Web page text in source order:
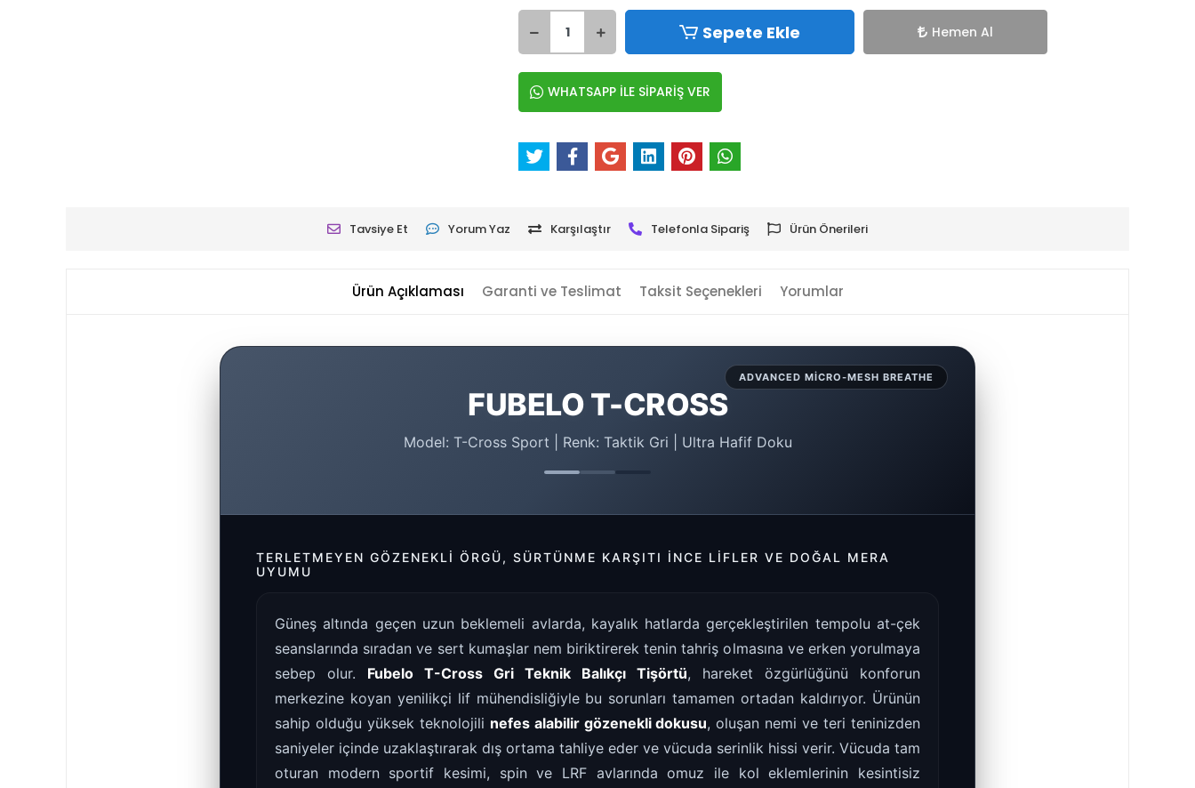
Sepete Ekle Hemen Al
WHATSAPP İLE SİPARİŞ VER
Tavsiye Et Yorum Yaz Karşılaştır Telefonla Sipariş Ürün Önerileri
Ürün Açıklaması Garanti ve Teslimat Taksit Seçenekleri Yorumlar
ADVANCED MICRO-MESH BREATHE
FUBELO T-CROSS
Model: T-Cross Sport | Renk: Taktik Gri | Ultra Hafif Doku
TERLETMEYEN GÖZENEKLI ÖRGÜ, SÜRTÜNME KARŞITI İNCE LIFLER VE DOĞAL MERA
UYUMU
Güneş altında geçen uzun beklemeli avlarda, kayalık hatlarda gerçekleştirilen tempolu at-çek
seanslarında sıradan ve sert kumaşlar nem biriktirerek tenin tahriş olmasına ve erken yorulmaya
sebep olur. Fubelo T-Cross Gri Teknik Balıkçı Tişörtü, hareket özgürlüğünü konforun
merkezine koyan yenilikçi lif mühendisliğiyle bu sorunları tamamen ortadan kaldırıyor. Ürünün
sahip olduğu yüksek teknolojili nefes alabilir gözenekli dokusu, oluşan nemi ve teri teninizden
saniyeler içinde uzaklaştırarak dış ortama tahliye eder ve vücuda serinlik hissi verir. Vücuda tam
oturan modern sportif kesimi, spin ve LRF avlarında omuz ile kol eklemlerinin kesintisiz